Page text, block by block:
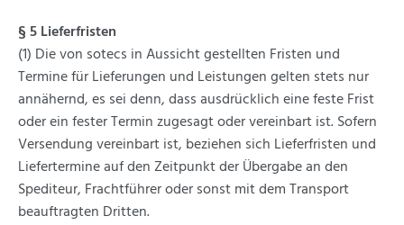
§ 5 Lieferfristen
(1) Die von sotecs in Aussicht gestellten Fristen und
Termine für Lieferungen und Leistungen gelten stets nur
annähernd, es sei denn, dass ausdrücklich eine feste Frist
oder ein fester Termin zugesagt oder vereinbart ist. Sofern
Versendung vereinbart ist, beziehen sich Lieferfristen und
Liefertermine auf den Zeitpunkt der Übergabe an den
Spediteur, Frachtführer oder sonst mit dem Transport
beauftragten Dritten.